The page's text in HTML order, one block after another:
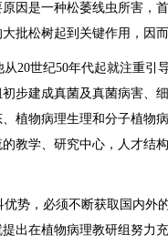
因是一种松萎线虫所害，
批松树起到关键作用，因
20世纪50年代起就注重引
步建成真菌及真菌病害、
植物病理生理和分子植物
教学、研究中心，人才结
势，必须不断获取国内外
出在植物病理教研组努力